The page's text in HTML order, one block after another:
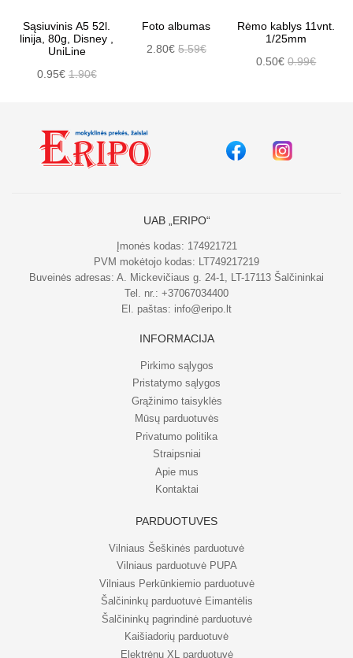
Sąsiuvinis A5 52l.
linija, 80g, Disney ,
UniLine
0.95€1.90€
Foto albumas
2.80€ 5.59€
Rėmo kablys 11vnt.
1/25mm
0.50€0.99€
UAB „ERIPO“
Įmonės kodas: 174921721
PVM mokėtojo kodas: LT749217219
Buveinės adresas: A. Mickevičiaus g. 24-1, LT-17113 Šalčininkai
Tel. nr.: +37067034400
El. paštas: info@eripo.lt
INFORMACIJA
Pirkimo sąlygos
Pristatymo sąlygos
Grąžinimo taisyklės
Mūsų parduotuvės
Privatumo politika
Straipsniai
Apie mus
Kontaktai
PARDUOTUVĖS
Vilniaus Šeškinės parduotuvė
Vilniaus parduotuvė PUPA
Vilniaus Perkūnkiemio parduotuvė
Šalčininkų parduotuvė Eimantėlis
Šalčininkų pagrindinė parduotuvė
Kaišiadorių parduotuvė
Elektrėnų XL parduotuvė